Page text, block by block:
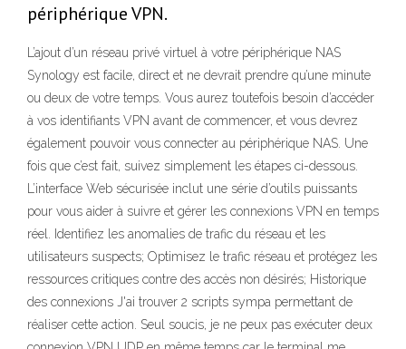
périphérique VPN.
L’ajout d’un réseau privé virtuel à votre périphérique NAS
Synology est facile, direct et ne devrait prendre qu’une minute
ou deux de votre temps. Vous aurez toutefois besoin d’accéder
à vos identifiants VPN avant de commencer, et vous devrez
également pouvoir vous connecter au périphérique NAS. Une
fois que c’est fait, suivez simplement les étapes ci-dessous.
L’interface Web sécurisée inclut une série d’outils puissants
pour vous aider à suivre et gérer les connexions VPN en temps
réel. Identifiez les anomalies de trafic du réseau et les
utilisateurs suspects; Optimisez le trafic réseau et protégez les
ressources critiques contre des accès non désirés; Historique
des connexions J'ai trouver 2 scripts sympa permettant de
réaliser cette action. Seul soucis, je ne peux pas exécuter deux